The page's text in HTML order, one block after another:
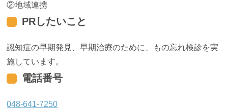
地域連携
PRしたいこと
認知症の早期発見、早期治療のために、もの忘れ検診を実
施しています。
電話番号
048-641-7250